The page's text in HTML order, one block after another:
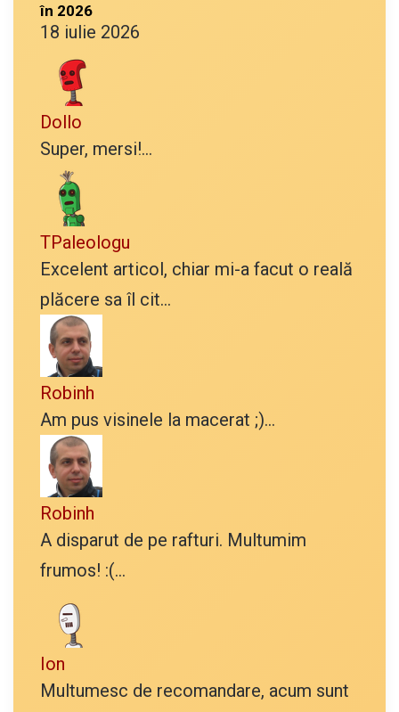
în 2026
18 iulie 2026
Dollo
Super, mersi!...
TPaleologu
Excelent articol, chiar mi-a facut o reală
plăcere sa îl cit...
Robinh
Am pus visinele la macerat ;)...
Robinh
A disparut de pe rafturi. Multumim
frumos! :(...
Ion
Multumesc de recomandare, acum sunt